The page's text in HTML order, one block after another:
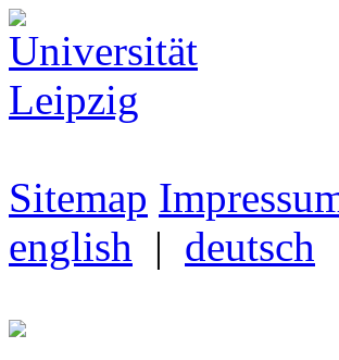
Sitemap
english | deutsch